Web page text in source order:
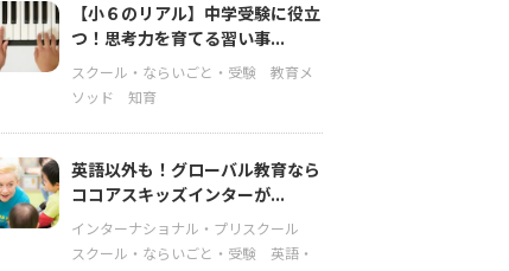
【小６のリアル】中学受験に役立
つ！思考力を育てる習い事...
スクール・ならいごと・受験
教育メ
ソッド
知育
英語以外も！グローバル教育なら
ココアスキッズインターが...
インターナショナル・プリスクール
スクール・ならいごと・受験
英語・